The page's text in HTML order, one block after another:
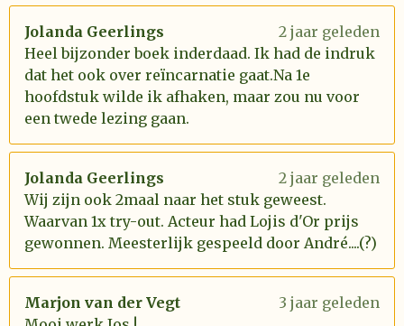
Jolanda Geerlings
2 jaar geleden
Heel bijzonder boek inderdaad. Ik had de indruk
dat het ook over reïncarnatie gaat.Na 1e
hoofdstuk wilde ik afhaken, maar zou nu voor
een twede lezing gaan.
Jolanda Geerlings
2 jaar geleden
Wij zijn ook 2maal naar het stuk geweest.
Waarvan 1x try-out. Acteur had Lojis d'Or prijs
gewonnen. Meesterlijk gespeeld door André....(?)
Marjon van der Vegt
3 jaar geleden